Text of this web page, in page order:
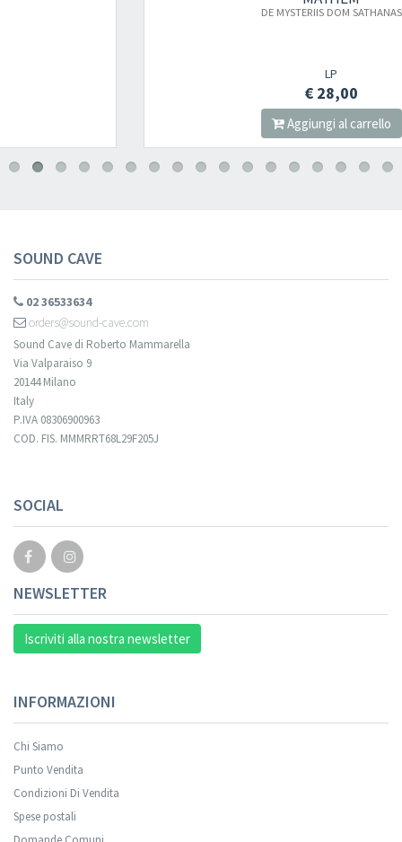
DE MYSTERIIS DOM SATHANAS
SOUND CAVE
02 36533634
orders@sound-cave.com
Sound Cave di Roberto Mammarella
Via Valparaiso 9
20144 Milano
Italy
P.IVA 08306900963
COD. FIS. MMMRRT68L29F205J
SOCIAL
NEWSLETTER
Iscriviti alla nostra newsletter
INFORMAZIONI
Chi Siamo
Punto Vendita
Condizioni Di Vendita
Spese postali
×
per essere sempre informato
delle novità, degli ultimi arrivi in negozio e delle promozioni attive!
Your registration was successful.